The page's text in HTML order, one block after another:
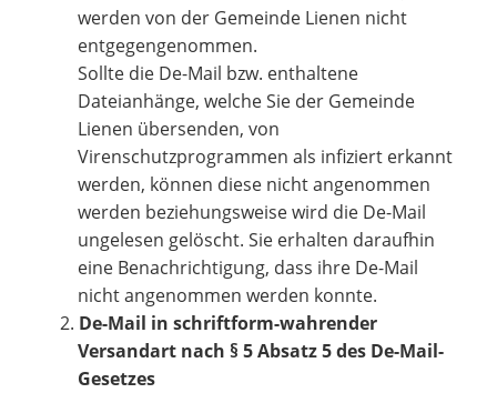
werden von der Gemeinde Lienen nicht
entgegengenommen.
Sollte die De-Mail bzw. enthaltene
Dateianhänge, welche Sie der Gemeinde
Lienen übersenden, von
Virenschutzprogrammen als infiziert erkannt
werden, können diese nicht angenommen
werden beziehungsweise wird die De-Mail
ungelesen gelöscht. Sie erhalten daraufhin
eine Benachrichtigung, dass ihre De-Mail
nicht angenommen werden konnte.
De-Mail in schriftform-wahrender
Versandart nach § 5 Absatz 5 des De-Mail-
Gesetzes